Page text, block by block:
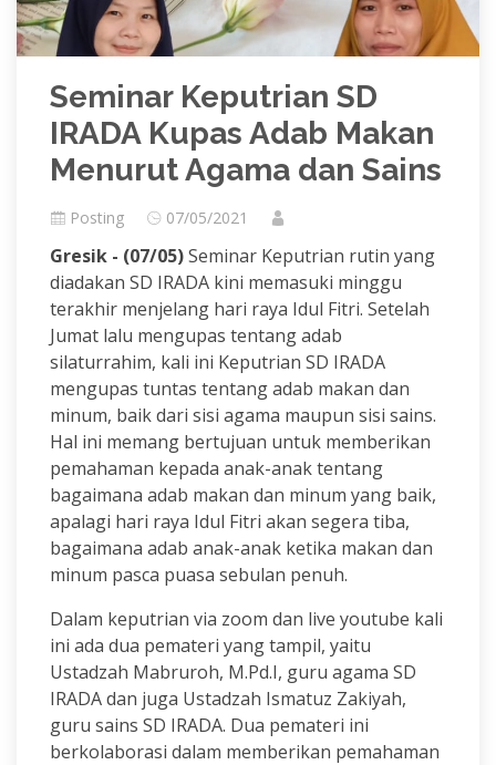
Seminar Keputrian SD
IRADA Kupas Adab Makan
Menurut Agama dan Sains
Posting 07/05/2021
Gresik - (07/05)Seminar Keputrian rutin yang
diadakan SD IRADA kini memasuki minggu
terakhir menjelang hari raya Idul Fitri. Setelah
Jumat lalu mengupas tentang adab
silaturrahim, kali ini Keputrian SD IRADA
mengupas tuntas tentang adab makan dan
minum, baik dari sisi agama maupun sisi sains.
Hal ini memang bertujuan untuk memberikan
pemahaman kepada anak-anak tentang
bagaimana adab makan dan minum yang baik,
apalagi hari raya Idul Fitri akan segera tiba,
bagaimana adab anak-anak ketika makan dan
minum pasca puasa sebulan penuh.
Dalam keputrian via zoom dan live youtube kali
ini ada dua pemateri yang tampil, yaitu
Ustadzah Mabruroh, M.Pd.I, guru agama SD
IRADA dan juga Ustadzah Ismatuz Zakiyah,
guru sains SD IRADA. Dua pemateri ini
berkolaborasi dalam memberikan pemahaman